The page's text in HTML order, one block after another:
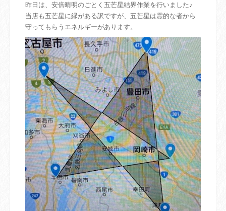
昨日は、安倍晴明のごとく五芒星結界作業を行いました♪
当店も五芒星に縁がある訳ですが、五芒星は霊的な者から
守ってもらうエネルギーがあります。